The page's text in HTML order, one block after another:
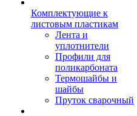
Комплектующие к
листовым пластикам
Лента и
уплотнители
Профили для
поликарбоната
Термошайбы и
шайбы
Пруток сварочный